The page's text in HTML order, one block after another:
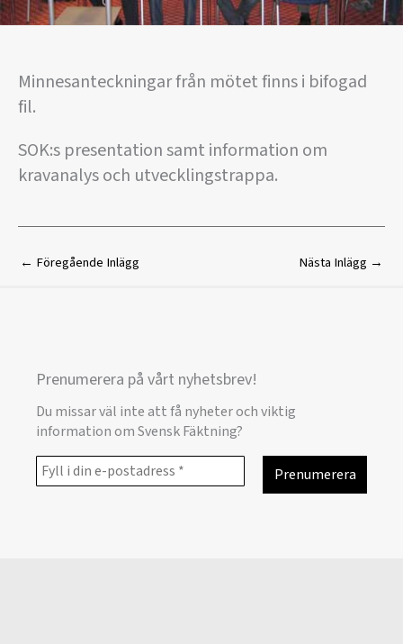
Minnesanteckningar från mötet finns i bifogad
fil.
SOK:s presentation samt information om
kravanalys och utvecklingstrappa.
← Föregående Inlägg Nästa Inlägg →
Prenumerera på vårt nyhetsbrev!
Du missar väl inte att få nyheter och viktig
information om Svensk Fäktning?